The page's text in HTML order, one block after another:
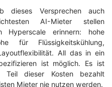
dieses Versprechen auch
AI-Mieter stellen
erinnern: hohe
für Flüssigkeitskühlung,
All das in ein
ist möglich. Es ist
dieser Kosten bezahlt
Mieter nie nutzen werden.